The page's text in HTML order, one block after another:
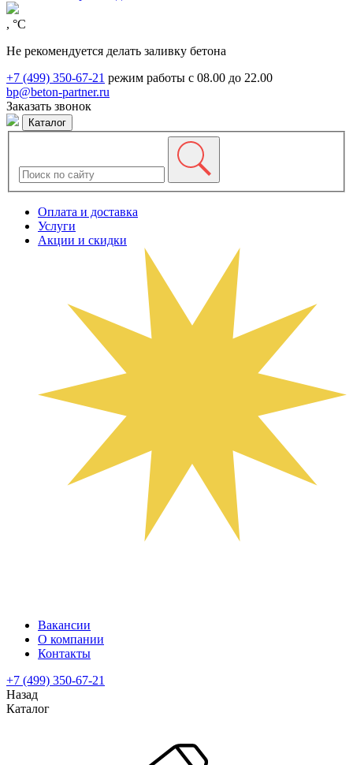
, °C
Не рекомендуется делать заливку бетона
+7 (499) 350-67-21 режим работы с 08.00 до 22.00
bp@beton-partner.ru
Заказать звонок
Каталог
Оплата и доставка
Услуги
Акции и скидки
Вакансии
О компании
Контакты
+7 (499) 350-67-21
Назад
Каталог